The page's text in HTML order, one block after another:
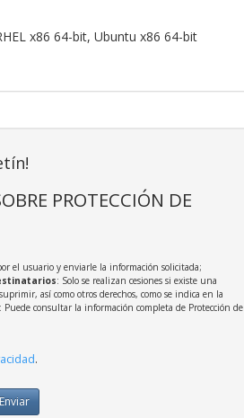
x86 64-bit, Ubuntu x86 64-bit
PROTECCIÓN DE
el usuario y enviarle la información solicitada;
: Solo se realizan cesiones si existe una
así como otros derechos, como se indica en la
Puede consultar la información completa de Protección de
.
Enviar